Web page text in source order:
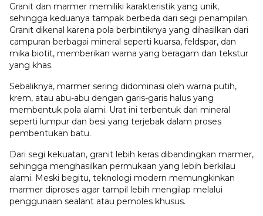
Granit dan marmer memiliki karakteristik yang unik,
sehingga keduanya tampak berbeda dari segi penampilan.
Granit dikenal karena pola berbintiknya yang dihasilkan dari
campuran berbagai mineral seperti kuarsa, feldspar, dan
mika biotit, memberikan warna yang beragam dan tekstur
yang khas.
Sebaliknya, marmer sering didominasi oleh warna putih,
krem, atau abu-abu dengan garis-garis halus yang
membentuk pola alami. Urat ini terbentuk dari mineral
seperti lumpur dan besi yang terjebak dalam proses
pembentukan batu.
Dari segi kekuatan, granit lebih keras dibandingkan marmer,
sehingga menghasilkan permukaan yang lebih berkilau
alami. Meski begitu, teknologi modern memungkinkan
marmer diproses agar tampil lebih mengilap melalui
penggunaan sealant atau pemoles khusus.